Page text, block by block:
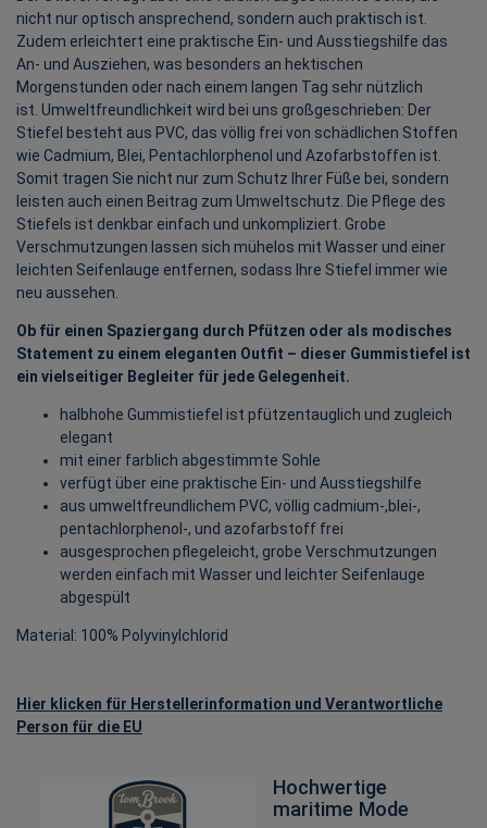
nicht nur optisch ansprechend, sondern auch praktisch ist.
Zudem erleichtert eine praktische Ein- und Ausstiegshilfe das
An- und Ausziehen, was besonders an hektischen
Morgenstunden oder nach einem langen Tag sehr nützlich
ist. Umweltfreundlichkeit wird bei uns großgeschrieben: Der
Stiefel besteht aus PVC, das völlig frei von schädlichen Stoffen
wie Cadmium, Blei, Pentachlorphenol und Azofarbstoffen ist.
Somit tragen Sie nicht nur zum Schutz Ihrer Füße bei, sondern
leisten auch einen Beitrag zum Umweltschutz. Die Pflege des
Stiefels ist denkbar einfach und unkompliziert. Grobe
Verschmutzungen lassen sich mühelos mit Wasser und einer
leichten Seifenlauge entfernen, sodass Ihre Stiefel immer wie
neu aussehen.
Ob für einen Spaziergang durch Pfützen oder als modisches
Statement zu einem eleganten Outfit – dieser Gummistiefel ist
ein vielseitiger Begleiter für jede Gelegenheit.
halbhohe Gummistiefel ist pfützentauglich und zugleich
elegant
mit einer farblich abgestimmte Sohle
verfügt über eine praktische Ein- und Ausstiegshilfe
aus umweltfreundlichem PVC, völlig cadmium-,blei-,
pentachlorphenol-, und azofarbstoff frei
ausgesprochen pflegeleicht, grobe Verschmutzungen
werden einfach mit Wasser und leichter Seifenlauge
abgespült
Material: 100% Polyvinylchlorid
Hier klicken für Herstellerinformation und Verantwortliche
Person für die EU
Hochwertige
maritime Mode